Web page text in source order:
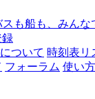
スも船も、みんな
録
ついて 時刻表リ
フォーラム 使い方